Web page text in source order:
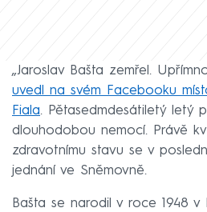
„Jaroslav Bašta zemřel.
uvedl na svém Facebooku
Fiala. Pětasedmdesátiletý letý
dlouhodobou nemocí. Právě
zdravotnímu stavu se v
jednání ve Sněmovně.
Bašta se narodil v roce 1948 v